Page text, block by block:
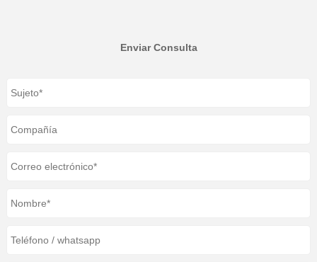
Enviar Consulta